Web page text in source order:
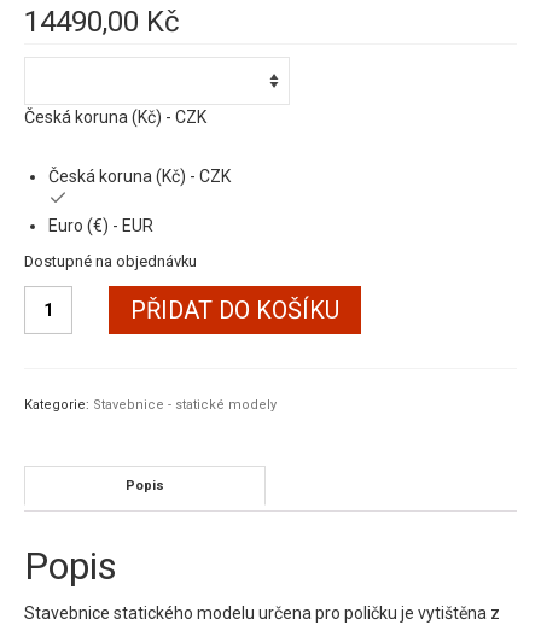
14490,00 Kč
Česká koruna (Kč) - CZK
Česká koruna (Kč) - CZK
Euro (€) - EUR
Dostupné na objednávku
vůz
statický
-
množství
PŘIDAT DO KOŠÍKU
Kategorie: Stavebnice - statické modely
Popis
Popis
Stavebnice statického modelu určena pro poličku je vytištěna z